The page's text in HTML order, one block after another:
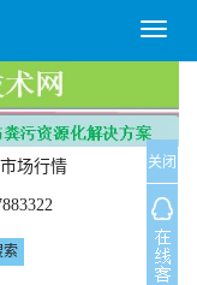
T
o
g
l
e
n
a
v
i
市场行情
关闭